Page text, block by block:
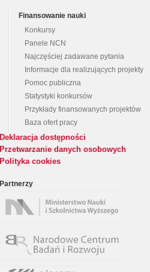
Finansowanie nauki
Konkursy
Panele NCN
Najczęściej zadawane pytania
Informacje dla realizujących projekty
Pomoc publiczna
Statystyki konkursów
Przykłady finansowanych projektów
Baza ofert pracy
Deklaracja dostępności
Przetwarzanie danych osobowych
Polityka cookies
Partnerzy